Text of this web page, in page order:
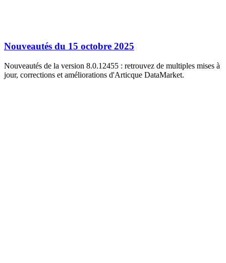
Nouveautés du 15 octobre 2025
Nouveautés de la version 8.0.12455 : retrouvez de multiples mises à
jour, corrections et améliorations d'Articque DataMarket.